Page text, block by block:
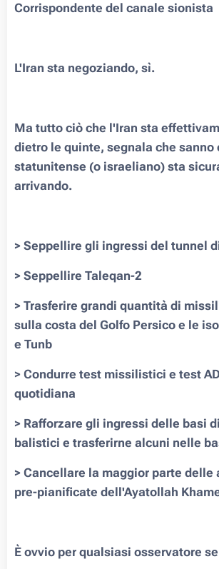
Corrispondente del canale sionista
L'Iran sta negoziando, sì.
Ma tutto ciò che l'Iran sta
dietro le quinte, segnala che sanno
statunitense (o israeliano) sta
arrivando.
> Seppellire gli ingressi del tunnel
> Seppellire Taleqan-2
> Trasferire grandi quantità di
sulla costa del Golfo Persico e le
e Tunb
> Condurre test missilistici e test
quotidiana
> Rafforzare gli ingressi delle basi
balistici e trasferirne alcuni nelle
> Cancellare la maggior parte delle
pre-pianificate dell'Ayatollah
È ovvio per qualsiasi osservatore